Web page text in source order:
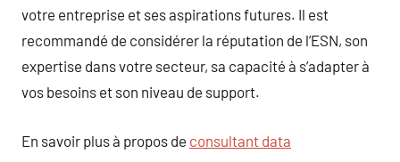
votre entreprise et ses aspirations futures. Il est
recommandé de considérer la réputation de l’ESN, son
expertise dans votre secteur, sa capacité à s’adapter à
vos besoins et son niveau de support.
En savoir plus à propos de consultant data